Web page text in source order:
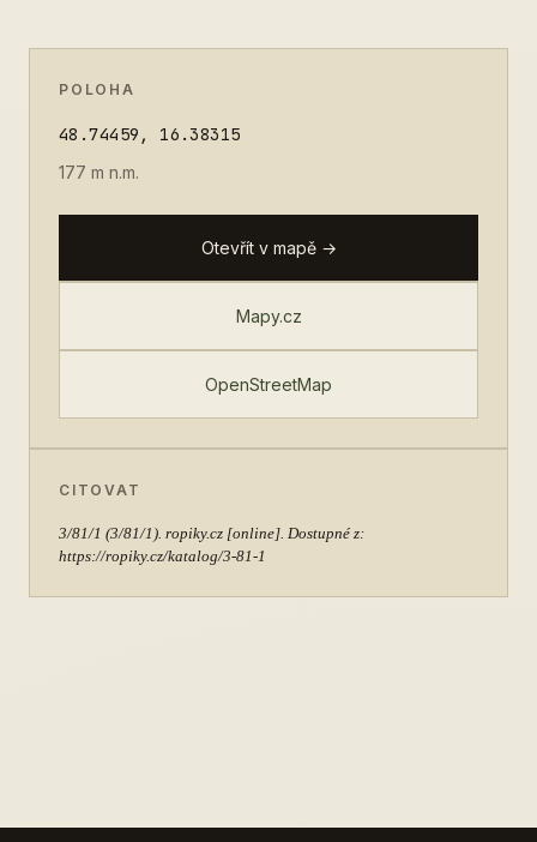
POLOHA
48.74459, 16.38315
177 m n.m.
Otevřít v mapě →
Mapy.cz
OpenStreetMap
CITOVAT
3/81/1 (3/81/1). ropiky.cz [online]. Dostupné z:
https://ropiky.cz/katalog/3-81-1